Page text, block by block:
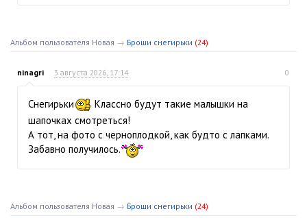
Альбом пользователя Новая → Броши снегирьки (24)
ninagri 3 августа 2026, 17:14 0
Снегирьки
Классно будут такие малышки на
шапочках смотреться!
А тот, на фото с черноплодкой, как будто с лапками.
Забавно получилось.
Альбом пользователя Новая → Броши снегирьки (24)